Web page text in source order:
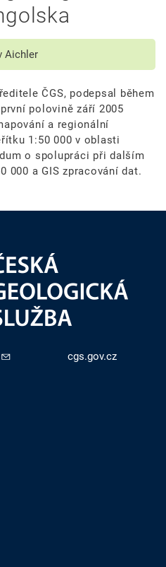
Aichler
ČGS, podepsal během
polovině září 2005
a regionální
1:50 000 v oblasti
o spolupráci při dalším
000 a GIS zpracování dat.
cgs.gov.cz